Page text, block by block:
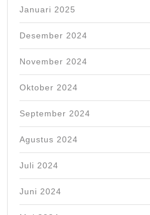
Januari 2025
Desember 2024
November 2024
Oktober 2024
September 2024
Agustus 2024
Juli 2024
Juni 2024